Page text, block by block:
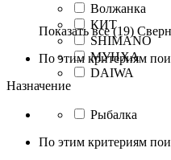
Волжанка
КИТ
SHIMANO
МУНХА
DAIWA
Показать все(19)
По этим критериям
Назначение
Рыбалка
По этим критериям